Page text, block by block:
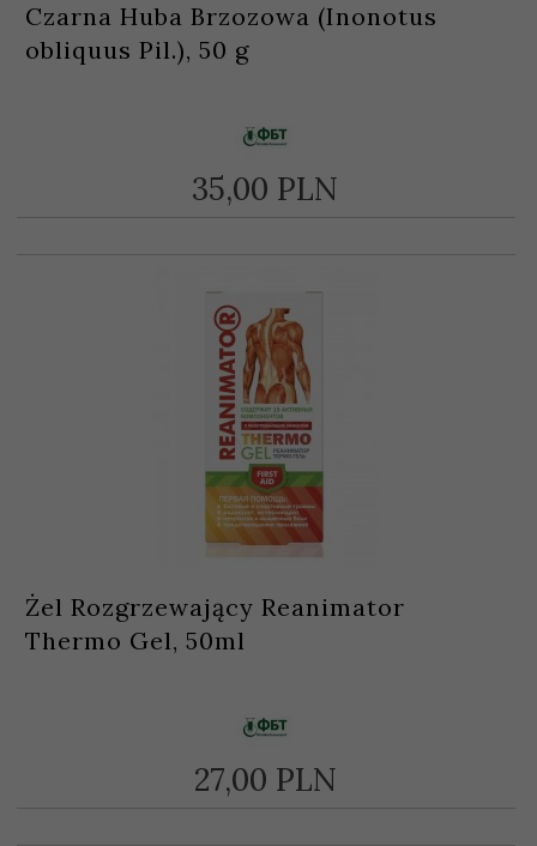
Czarna Huba Brzozowa (Inonotus
obliquus Pil.), 50 g
35,00 PLN
Żel Rozgrzewający Reanimator
Thermo Gel, 50ml
27,00 PLN